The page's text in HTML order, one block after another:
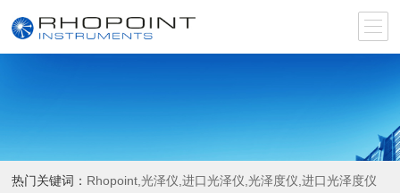
热门关键词： Rhopoint,光泽仪,进口光泽仪,光泽度仪,进口光泽度仪